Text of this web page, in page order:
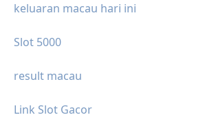
keluaran macau hari ini
Slot 5000
result macau
Link Slot Gacor